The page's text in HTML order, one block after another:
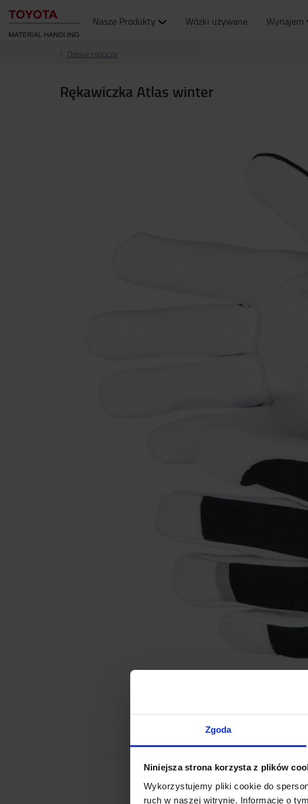
Zgoda
Niniejsza strona korzysta z plików
Wykorzystujemy pliki cookie do
ruch w naszej witrynie. Informacje o
Nasze Produkty Wózki używane Wynajem
Odzież robocza
Rękawiczka Atlas winter